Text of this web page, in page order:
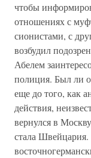
чтобы
отношениях с
сионистами, с
возбудил
Абелем
полиция. Был ли
еще до того, как
действия,
вернулся в
стала